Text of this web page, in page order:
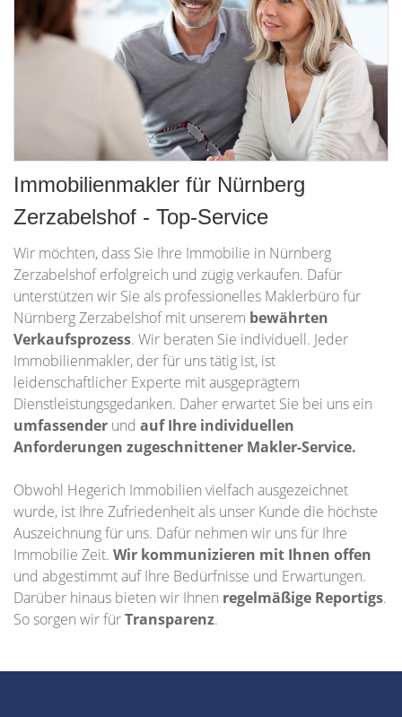
Immobilienmakler für Nürnberg
Zerzabelshof - Top-Service
Wir möchten, dass Sie Ihre Immobilie in Nürnberg
Zerzabelshof erfolgreich und zügig verkaufen. Dafür
unterstützen wir Sie als professionelles Maklerbüro für
Nürnberg Zerzabelshof mit unserem bewährten
Verkaufsprozess. Wir beraten Sie individuell. Jeder
Immobilienmakler, der für uns tätig ist, ist
leidenschaftlicher Experte mit ausgeprägtem
Dienstleistungsgedanken. Daher erwartet Sie bei uns ein
umfassender und auf Ihre individuellen
Anforderungen zugeschnittener Makler-Service.
Obwohl Hegerich Immobilien vielfach ausgezeichnet
wurde, ist Ihre Zufriedenheit als unser Kunde die höchste
Auszeichnung für uns. Dafür nehmen wir uns für Ihre
Immobilie Zeit. Wir kommunizieren mit Ihnen offen
und abgestimmt auf Ihre Bedürfnisse und Erwartungen.
Darüber hinaus bieten wir Ihnen regelmäßige Reportigs.
So sorgen wir fürTransparenz.